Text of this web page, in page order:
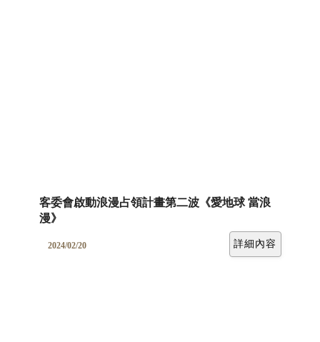
客委會啟動浪漫占領計畫第二波《愛地球 當浪
漫》
2024/02/20 詳細內容